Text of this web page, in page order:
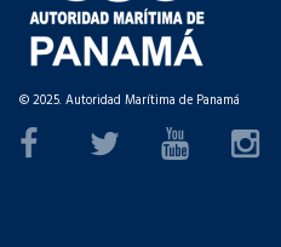
© 2025. Autoridad Marítima de Panamá